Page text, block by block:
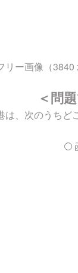
ー画像（3840
＜問
、次のうちど